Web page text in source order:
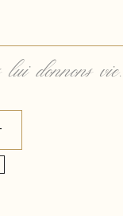
donnons vie.